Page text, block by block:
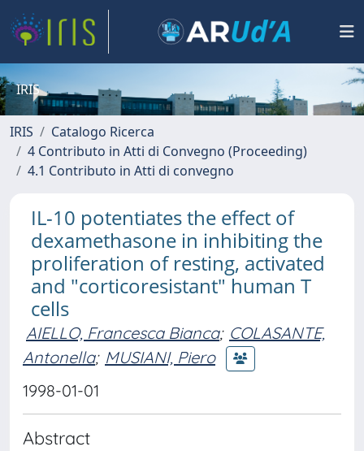
IRIS
IRIS
Catalogo Ricerca
4 Contributo in Atti di Convegno (Proceeding)
4.1 Contributo in Atti di convegno
IL-10 potentiates the effect of
dexamethasone in inhibiting the
proliferation of resting, activated
and "corticoresistant" human T
cells
AIELLO, Francesca Bianca; COLASANTE,
Antonella; MUSIANI, Piero
1998-01-01
Abstract